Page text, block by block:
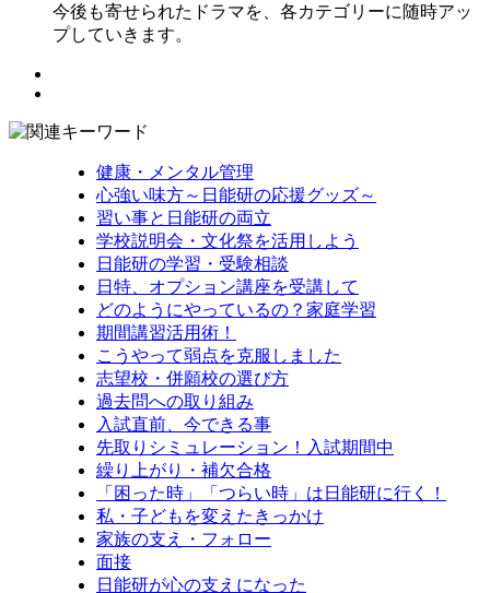
今後も寄せられたドラマを、各カテゴリーに随時アッ
プしていきます。
健康・メンタル管理
心強い味方～日能研の応援グッズ～
習い事と日能研の両立
学校説明会・文化祭を活用しよう
日能研の学習・受験相談
日特、オプション講座を受講して
どのようにやっているの？家庭学習
期間講習活用術！
こうやって弱点を克服しました
志望校・併願校の選び方
過去問への取り組み
入試直前、今できる事
先取りシミュレーション！入試期間中
繰り上がり・補欠合格
「困った時」「つらい時」は日能研に行く！
私・子どもを変えたきっかけ
家族の支え・フォロー
面接
日能研が心の支えになった